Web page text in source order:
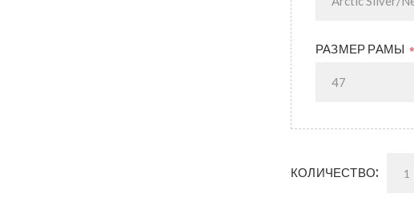
РАЗМЕР РАМЫ *
КОЛИЧЕСТВО: